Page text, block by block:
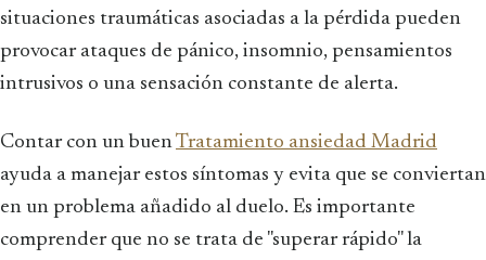
situaciones traumáticas asociadas a la pérdida pueden
provocar ataques de pánico, insomnio, pensamientos
intrusivos o una sensación constante de alerta.
Contar con un buenTratamiento ansiedad Madrid
ayuda a manejar estos síntomas y evita que se conviertan
en un problema añadido al duelo. Es importante
comprender que no se trata de "superar rápido" la